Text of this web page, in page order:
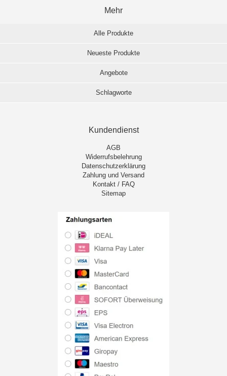
Mehr
Alle Produkte
Neueste Produkte
Angebote
Schlagworte
Kundendienst
AGB
Widerrufsbelehrung
Datenschutzerklärung
Zahlung und Versand
Kontakt / FAQ
Sitemap